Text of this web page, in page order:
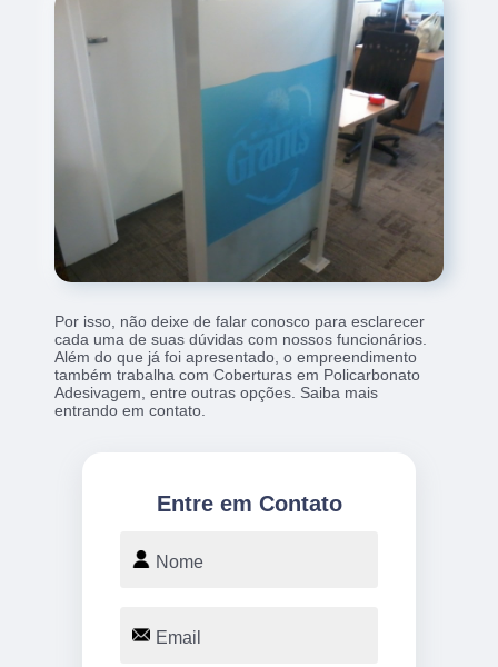
Por isso, não deixe de falar conosco para esclarecer
cada uma de suas dúvidas com nossos funcionários.
Além do que já foi apresentado, o empreendimento
também trabalha com Coberturas em Policarbonato
Adesivagem, entre outras opções. Saiba mais
entrando em contato.
Entre em Contato